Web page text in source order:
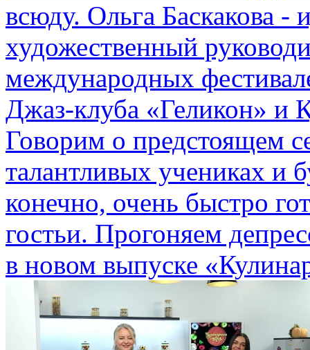
всюду. Ольга Баскакова -
художественный
международных
Джаз-клуба «Геликон» и
Говорим о предстоящем
талантливых учениках и
конечно, очень быстро
гостьи. Прогоняем
в новом выпуске